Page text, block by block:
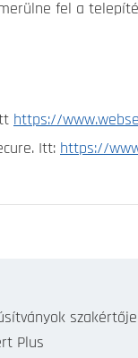
fel a
https://
Itt: https://
szakértője
Plus